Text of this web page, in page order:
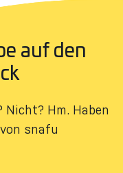
auf den
Hm. Haben
snafu